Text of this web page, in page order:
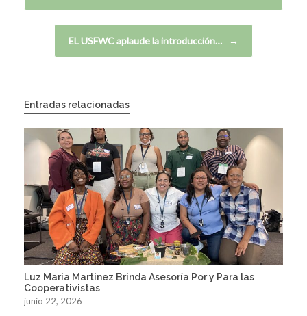
EL USFWC aplaude la introducción… →
Entradas relacionadas
Luz Maria Martinez Brinda Asesoría Por y Para las
Cooperativistas
junio 22, 2026